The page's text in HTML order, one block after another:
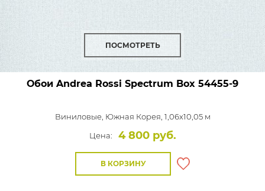
ПОСМОТРЕТЬ
Обои Andrea Rossi Spectrum Box 54455-9
Виниловые, Южная Корея, 1,06x10,05 м
Цена:
4 800 руб.
В КОРЗИНУ